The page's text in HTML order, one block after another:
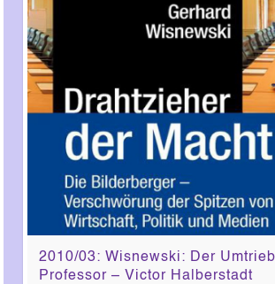
2010/03: Wisnewski: Der
Professor – Victor Halberstadt